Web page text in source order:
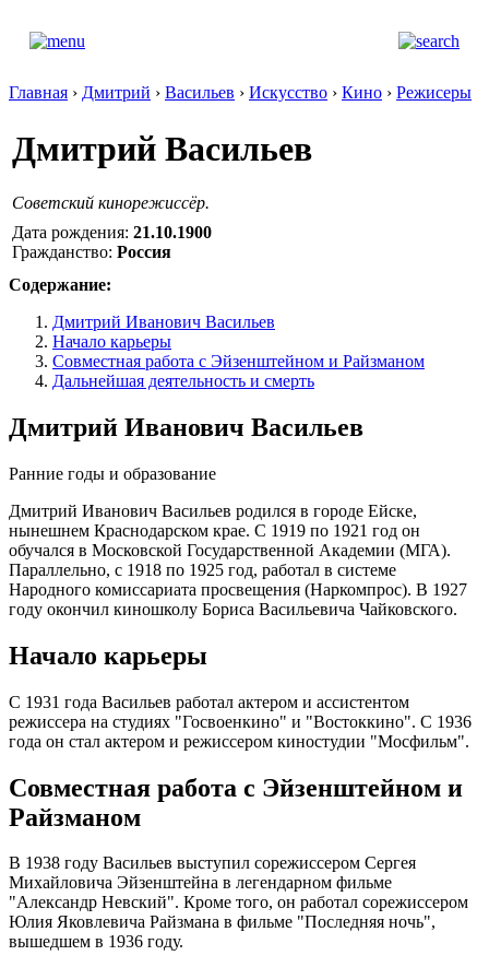
Главная › Дмитрий › Васильев › Искусство › Кино › Режисеры
Дмитрий Васильев
Советский кинорежиссёр.
Дата рождения: 21.10.1900
Гражданство: Россия
Содержание:
Дмитрий Иванович Васильев
Начало карьеры
Совместная работа с Эйзенштейном и Райзманом
Дальнейшая деятельность и смерть
Дмитрий Иванович Васильев
Ранние годы и образование
Дмитрий Иванович Васильев родился в городе Ейске,
нынешнем Краснодарском крае. С 1919 по 1921 год он
обучался в Московской Государственной Академии (МГА).
Параллельно, с 1918 по 1925 год, работал в системе
Народного комиссариата просвещения (Наркомпрос). В 1927
году окончил киношколу Бориса Васильевича Чайковского.
Начало карьеры
С 1931 года Васильев работал актером и ассистентом
режиссера на студиях "Госвоенкино" и "Востоккино". С 1936
года он стал актером и режиссером киностудии "Мосфильм".
Совместная работа с Эйзенштейном и
Райзманом
В 1938 году Васильев выступил сорежиссером Сергея
Михайловича Эйзенштейна в легендарном фильме
"Александр Невский". Кроме того, он работал сорежиссером
Юлия Яковлевича Райзмана в фильме "Последняя ночь",
вышедшем в 1936 году.